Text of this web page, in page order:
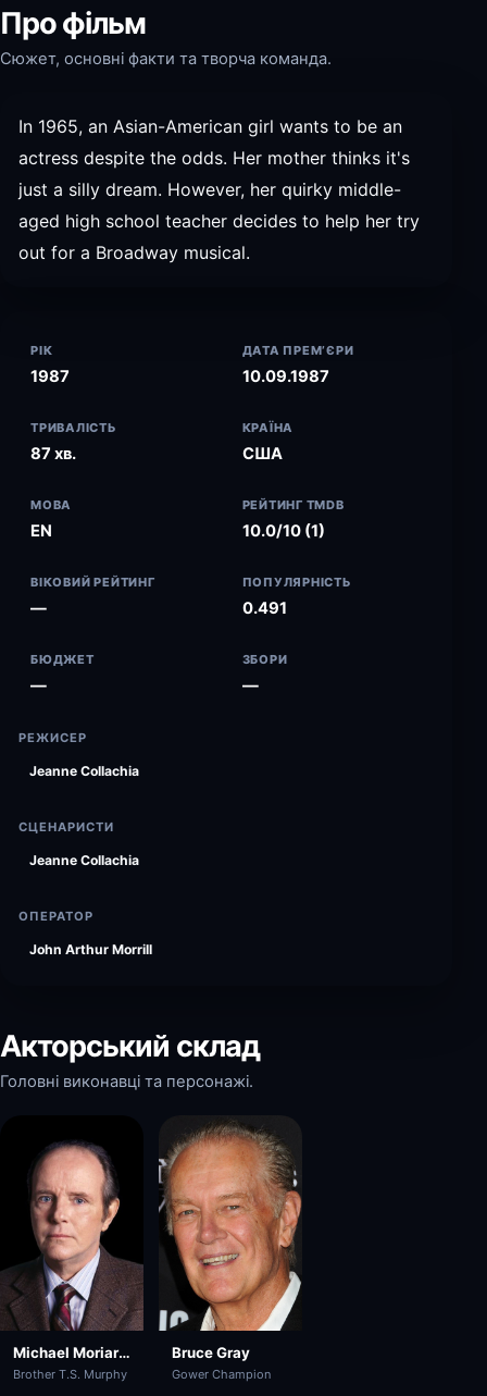
Про фільм
Сюжет, основні факти та творча команда.
In 1965, an Asian-American girl wants to be an
actress despite the odds. Her mother thinks it's
just a silly dream. However, her quirky middle-
aged high school teacher decides to help her try
out for a Broadway musical.
РІК
1987
ДАТА ПРЕМ’ЄРИ
10.09.1987
ТРИВАЛІСТЬ
87 хв.
КРАЇНА
США
МОВА
EN
РЕЙТИНГ TMDB
10.0/10 (1)
ВІКОВИЙ РЕЙТИНГ
—
ПОПУЛЯРНІСТЬ
0.491
БЮДЖЕТ
—
ЗБОРИ
—
РЕЖИСЕР
Jeanne Collachia
СЦЕНАРИСТИ
Jeanne Collachia
ОПЕРАТОР
John Arthur Morrill
Акторський склад
Головні виконавці та персонажі.
Michael Moriarty
Brother T.S. Murphy
Bruce Gray
Gower Champion